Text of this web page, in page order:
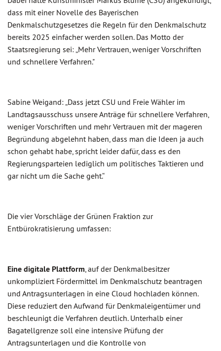
dass mit einer Novelle des Bayerischen
Denkmalschutzgesetzes die Regeln für den Denkmalschutz
bereits 2025 einfacher werden sollen. Das Motto der
Staatsregierung sei: „Mehr Vertrauen, weniger Vorschriften
und schnellere Verfahren."
Sabine Weigand: „Dass jetzt CSU und Freie Wähler im
Landtagsausschuss unsere Anträge für schnellere Verfahren,
weniger Vorschriften und mehr Vertrauen mit der mageren
Begründung abgelehnt haben, dass man die Ideen ja auch
schon gehabt habe, spricht leider dafür, dass es den
Regierungsparteien lediglich um politisches Taktieren und
gar nicht um die Sache geht.“
Die vier Vorschläge der Grünen Fraktion zur
Entbürokratisierung umfassen:
Eine digitale Plattform, auf der Denkmalbesitzer
unkompliziert Fördermittel im Denkmalschutz beantragen
und Antragsunterlagen in eine Cloud hochladen können.
Diese reduziert den Aufwand für Denkmaleigentümer und
beschleunigt die Verfahren deutlich. Unterhalb einer
Bagatellgrenze soll eine intensive Prüfung der
Antragsunterlagen und die Kontrolle von